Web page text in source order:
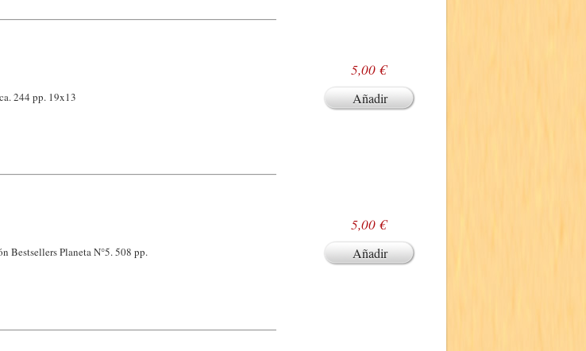
244 pp. 19x13
5,00 €
Añadir
Bestsellers Planeta N°5. 508 pp.
5,00 €
Añadir